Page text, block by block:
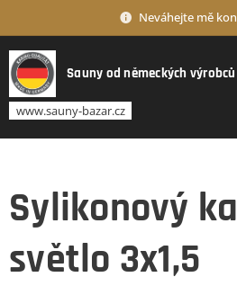
Neváhejte mě
Sauny od německých výrobců
www.sauny-bazar.cz
Sylikonový
světlo 3x1,5